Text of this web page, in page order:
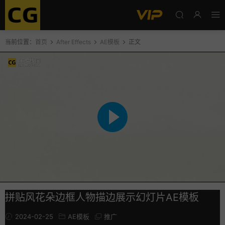
当前位置： 首页 After Effects AE模板 正文
拼贴风花朵边框人物描边展示幻灯片AE模板
2024-02-25 AE模板 推广